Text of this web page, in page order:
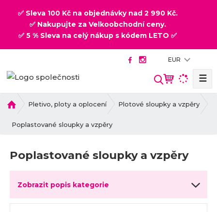
✅ Sleva 100 Kč na objednávky nad 2 990 Kč.
✅ Nakupujte za Velkoobchodní ceny.
✅ 5 % Sleva na celý nákup s kódem LETO ✅
EUR
V
h
a
t
☰
o
í
r
a
Pletivo, ploty a oplocení Plotové sloupky a vzpěry
Poplastované sloupky a vzpěry
Poplastované sloupky a vzpěry
Zobrazit popis kategorie